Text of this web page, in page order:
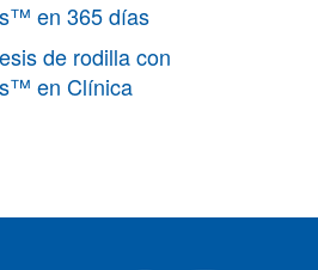
en 365 días
de rodilla con
en Clínica